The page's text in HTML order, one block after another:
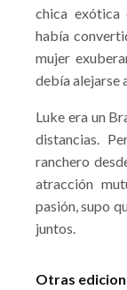
chica exótica
había
mujer
debía alejarse
Luke era un
distancias.
ranchero
atracción
pasión, supo
juntos.
Otras